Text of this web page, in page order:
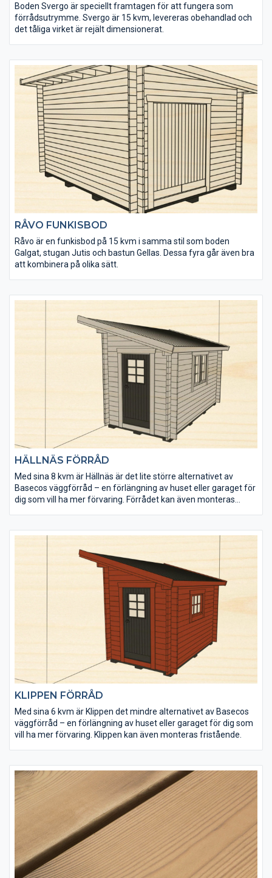
Boden Svergo är speciellt framtagen för att fungera som
förrådsutrymme. Svergo är 15 kvm, levereras obehandlad och
det tåliga virket är rejält dimensionerat.
RÅVO FUNKISBOD
Råvo är en funkisbod på 15 kvm i samma stil som boden
Galgat, stugan Jutis och bastun Gellas. Dessa fyra går även bra
att kombinera på olika sätt.
HÄLLNÄS FÖRRÅD
Med sina 8 kvm är Hällnäs är det lite större alternativet av
Basecos väggförråd – en förlängning av huset eller garaget för
dig som vill ha mer förvaring. Förrådet kan även monteras
KLIPPEN FÖRRÅD
Med sina 6 kvm är Klippen det mindre alternativet av Basecos
väggförråd – en förlängning av huset eller garaget för dig som
vill ha mer förvaring. Klippen kan även monteras fristående.